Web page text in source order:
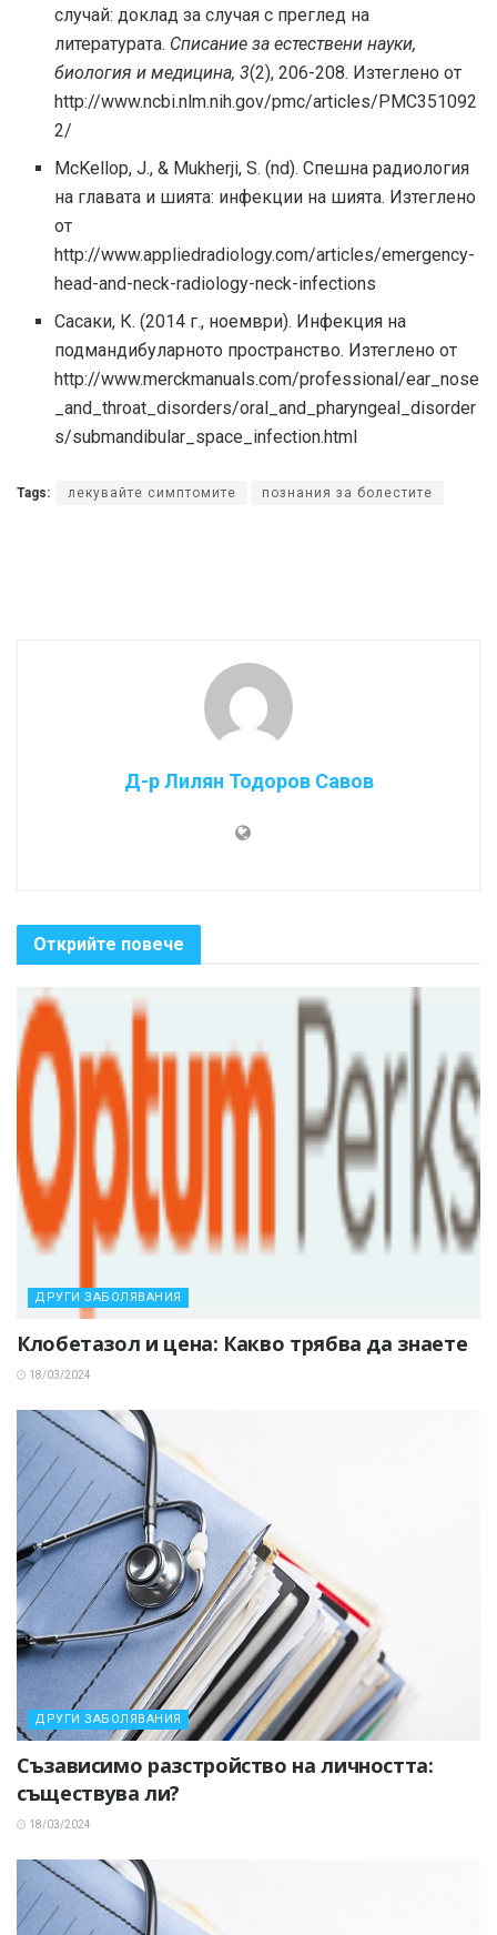
случай: доклад за случая с преглед на
литературата. Списание за естествени науки,
биология и медицина, 3(2), 206-208. Изтеглено от
http://www.ncbi.nlm.nih.gov/pmc/articles/PMC351092
2/
McKellop, J., & Mukherji, S. (nd). Спешна радиология
на главата и шията: инфекции на шията. Изтеглено
от
http://www.appliedradiology.com/articles/emergency-
head-and-neck-radiology-neck-infections
Сасаки, К. (2014 г., ноември). Инфекция на
подмандибуларното пространство. Изтеглено от
http://www.merckmanuals.com/professional/ear_nose
_and_throat_disorders/oral_and_pharyngeal_disorder
s/submandibular_space_infection.html
Tags: лекувайте симптомите познания за болестите
Д-р Лилян Тодоров Савов
Открийте повече
ДРУГИ ЗАБОЛЯВАНИЯ
Клобетазол и цена: Какво трябва да знаете
18/03/2024
ДРУГИ ЗАБОЛЯВАНИЯ
Съзависимо разстройство на личността:
съществува ли?
18/03/2024